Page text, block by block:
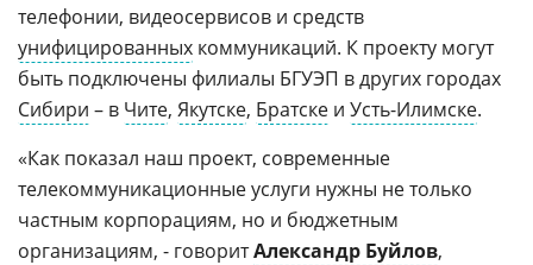
телефонии, видеосервисов и средств
унифицированных коммуникаций. К проекту могут
быть подключены филиалы БГУЭП в других городах
Сибири – в Чите, Якутске, Братске и Усть-Илимске.
«Как показал наш проект, современные
телекоммуникационные услуги нужны не только
частным корпорациям, но и бюджетным
организациям, - говоритАлександр Буйлов,